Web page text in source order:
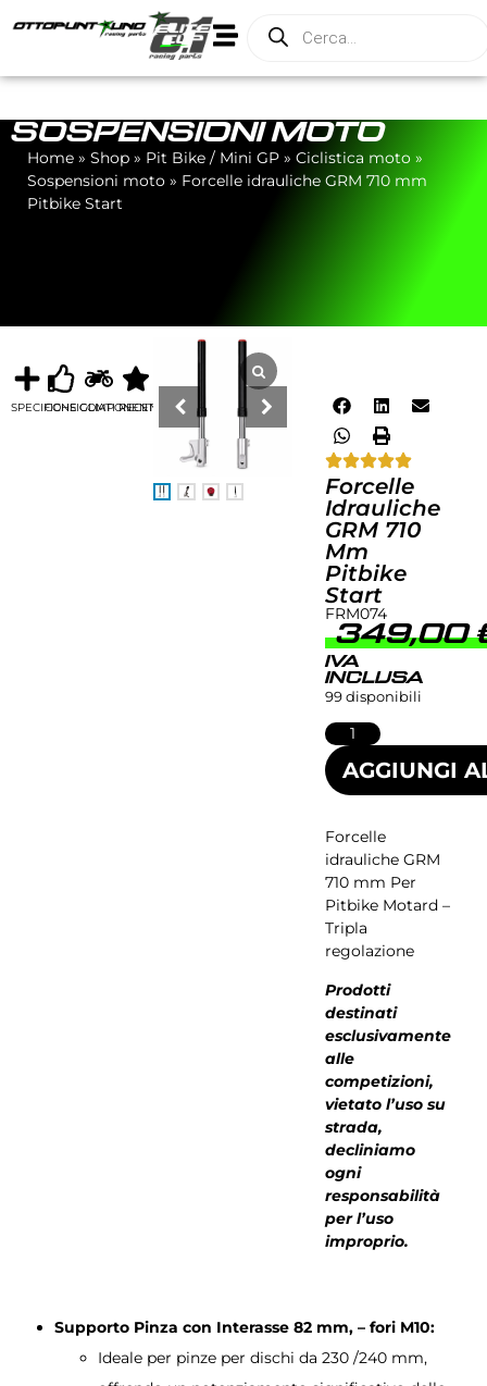
SOSPENSIONI MOTO
Home » Shop » Pit Bike / Mini GP » Ciclistica moto »
Sospensioni moto » Forcelle idrauliche GRM 710 mm
Pitbike Start
SPECIFICHECONSIGLIATICOMPONENTIRECENSIONI
Forcelle
Idrauliche
GRM 710
Mm
Pitbike
Start
FRM074
349,00
IVA
INCLUSA
99 disponibili
AGGIUNGI
Forcelle
idrauliche GRM
710 mm Per
Pitbike Motard –
Tripla
regolazione
Prodotti
destinati
esclusivamente
alle
competizioni,
vietato l’uso su
strada,
decliniamo
ogni
responsabilità
per l’uso
improprio.
Supporto Pinza con Interasse 82 mm, – fori M10:
Ideale per pinze per dischi da 230 /240 mm,